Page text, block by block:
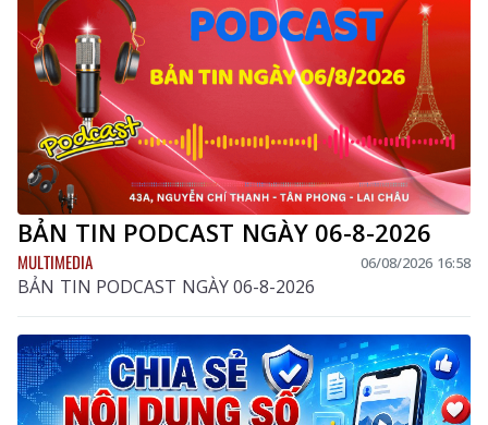
BẢN TIN PODCAST NGÀY 06-8-2026
MULTIMEDIA 06/08/2026 16:58
BẢN TIN PODCAST NGÀY 06-8-2026